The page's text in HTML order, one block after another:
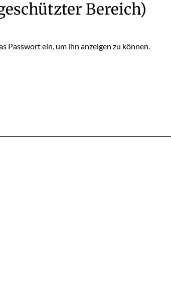
Bereich)
Passwort ein, um ihn anzeigen zu können.